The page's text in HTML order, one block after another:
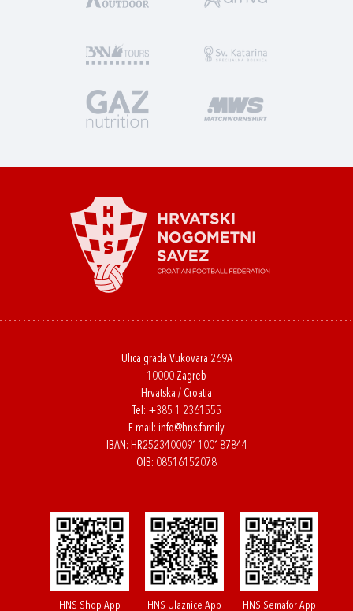
Ulica grada Vukovara 269A
10000 Zagreb
Hrvatska / Croatia
Tel: +385 1 2361555
E-mail: info@hns.family
IBAN: HR2523400091100187844
OIB: 08516152078
HNS Shop App HNS Ulaznice App HNS Semafor App